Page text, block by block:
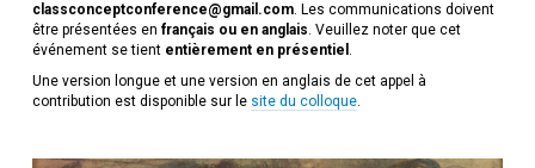
classconceptconference@gmail.com. Les communications doivent
être présentées en français ou en anglais. Veuillez noter que cet
événement se tient entièrement en présentiel .
Une version longue et une version en anglais de cet appel à
contribution est disponible sur le site du colloque.